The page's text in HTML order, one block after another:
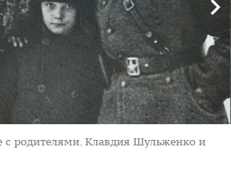
с родителями. Клавдия Шульженко и